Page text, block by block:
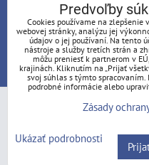
Predvoľby súkromia
Vytvorené pomocou:
Predvoľby
Cookies používame na zlepšenie
webovej stránky, analýzu jej
údajov o jej používaní. Na tento
nástroje a služby tretích strán a
môžu preniesť k partnerom v
krajinách. Kliknutím na „Prijať
svoj súhlas s týmto spracovaním.
podrobné informácie alebo
Zásady
Ukázať podrobnosti